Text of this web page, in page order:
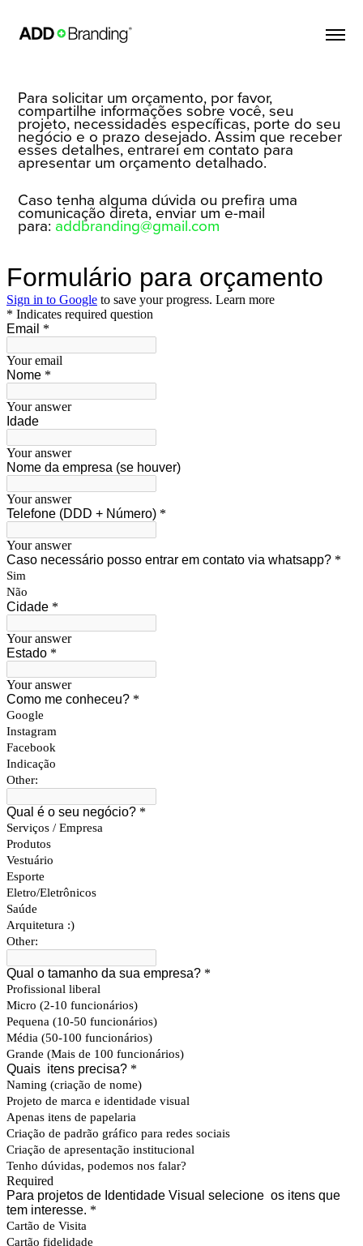
Para solicitar um orçamento, por favor,
compartilhe informações sobre você, seu
projeto, necessidades específicas, porte do seu
negócio e o prazo desejado. Assim que receber
esses detalhes, entrarei em contato para
apresentar um orçamento detalhado.
Caso tenha alguma dúvida ou prefira uma
comunicação direta, enviar um e-mail
para:addbranding@gmail.com